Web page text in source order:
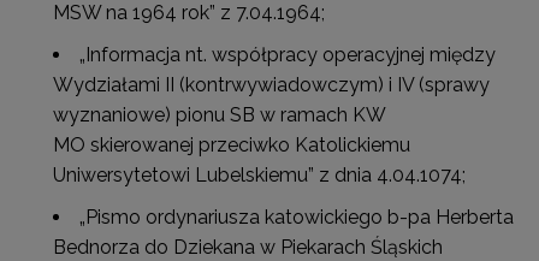
MSW na 1964 rok” z 7.04.1964;
„Informacja nt. współpracy operacyjnej między
Wydziałami II (kontrwywiadowczym) i IV (sprawy
wyznaniowe) pionu SB w ramach KW
MO skierowanej przeciwko Katolickiemu
Uniwersytetowi Lubelskiemu” z dnia 4.04.1074;
„Pismo ordynariusza katowickiego b-pa Herberta
Bednorza do Dziekana w Piekarach Śląskich